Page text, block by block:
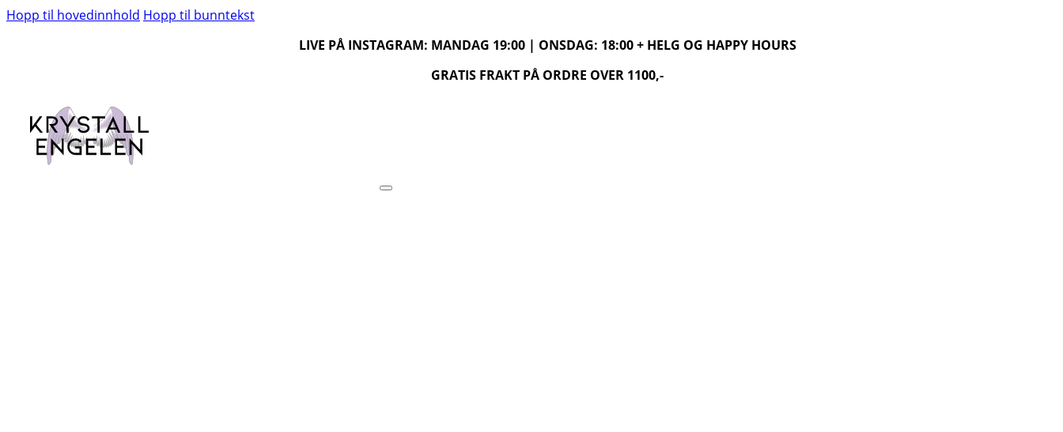
Hopp til hovedinnhold Hopp til bunntekst
LIVE PÅ INSTAGRAM: MANDAG 19:00 | ONSDAG: 18:00 + HELG OG HAPPY HOURS
GRATIS FRAKT PÅ ORDRE OVER 1100,-